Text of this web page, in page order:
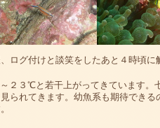
ログ付けと談笑をしたあと４時頃に
２３℃と若干上がってきています。
られてきます。幼魚系も期待でき